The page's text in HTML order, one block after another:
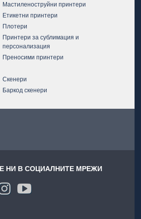
Мастиленоструйни принтери
Етикетни принтери
Плотери
Принтери за сублимация и
персонализация
Преносими принтери
Скенери
Баркод скенери
НИ В СОЦИАЛНИТЕ МРЕЖИ